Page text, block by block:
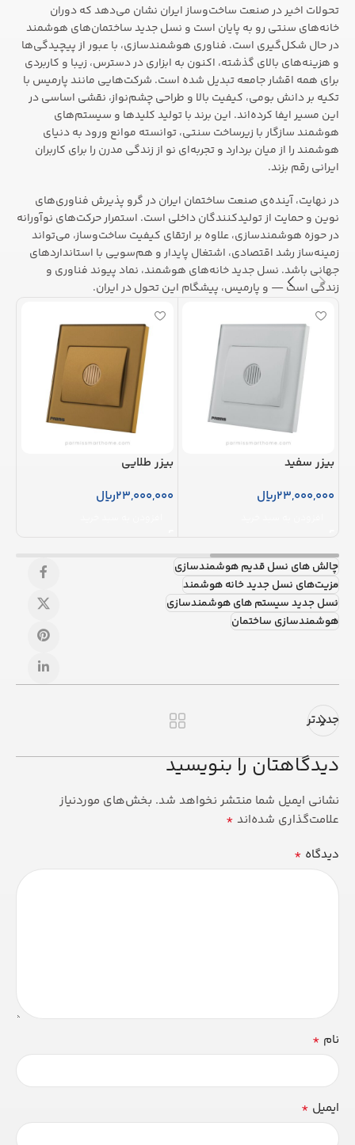
تحولات اخیر در صنعت ساخت‌وساز ایران نشان می‌دهد که دوران
خانه‌های سنتی رو به پایان است و نسل جدید ساختمان‌های هوشمند
در حال شکل‌گیری است. فناوری هوشمندسازی، با عبور از پیچیدگی‌ها
و هزینه‌های بالای گذشته، اکنون به ابزاری در دسترس، زیبا و کاربردی
برای همه اقشار جامعه تبدیل شده است. شرکت‌هایی مانند پارمیس با
تکیه بر دانش بومی، کیفیت بالا و طراحی چشم‌نواز، نقشی اساسی در
این مسیر ایفا کرده‌اند. این برند با تولید کلیدها و سیستم‌های
هوشمند سازگار با زیرساخت سنتی، توانسته موانع ورود به دنیای
هوشمند را از میان بردارد و تجربه‌ای نو از زندگی مدرن را برای کاربران
ایرانی رقم بزند.
در نهایت، آینده‌ی صنعت ساختمان ایران در گرو پذیرش فناوری‌های
نوین و حمایت از تولیدکنندگان داخلی است. استمرار حرکت‌های نوآورانه
در حوزه هوشمندسازی، علاوه بر ارتقای کیفیت ساخت‌وساز، می‌تواند
زمینه‌ساز رشد اقتصادی، اشتغال پایدار و هم‌سویی با استانداردهای
جهانی باشد. نسل جدید خانه‌های هوشمند، نماد پیوند فناوری و
زندگی است — و پارمیس، پیشگام این تحول در ایران.
بیزر سفید
23,000,000ریال
بیزر طلایی
23,000,000ریال
چالش های نسل قدیم هوشمندسازی
مزيت‌هاي نسل جدید خانه هوشمند
نسل جدید سیستم های هوشمندسازی
هوشمندسازی ساختمان
جدیدتر
دیدگاهتان را بنویسید
نشانی ایمیل شما منتشر نخواهد شد. بخش‌های موردنیاز
علامت‌گذاری شده‌اند *
دیدگاه *
نام *
ایمیل *